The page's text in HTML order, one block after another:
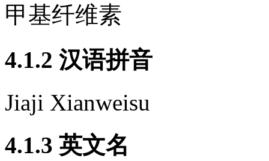
甲基纤维素
4.1.2 汉语拼音
Jiaji Xianweisu
4.1.3 英文名